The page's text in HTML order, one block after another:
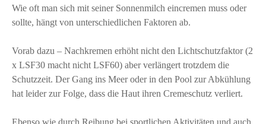
Wie oft man sich mit seiner Sonnenmilch eincremen muss oder
sollte, hängt von unterschiedlichen Faktoren ab.
Vorab dazu – Nachkremen erhöht nicht den Lichtschutzfaktor (2
x LSF30 macht nicht LSF60) aber verlängert trotzdem die
Schutzzeit. Der Gang ins Meer oder in den Pool zur Abkühlung
hat leider zur Folge, dass die Haut ihren Cremeschutz verliert.